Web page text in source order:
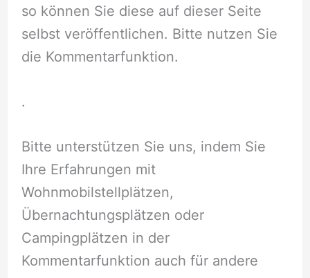
so können Sie diese auf dieser Seite
selbst veröffentlichen. Bitte nutzen Sie
die Kommentarfunktion.
.
Bitte unterstützen Sie uns, indem Sie
Ihre Erfahrungen mit
Wohnmobilstellplätzen,
Übernachtungsplätzen oder
Campingplätzen in der
Kommentarfunktion auch für andere